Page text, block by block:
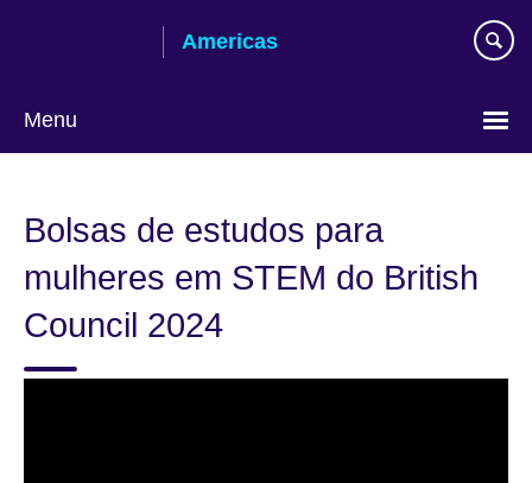
Americas
Menu
Bolsas de estudos para
mulheres em STEM do British
Council 2024